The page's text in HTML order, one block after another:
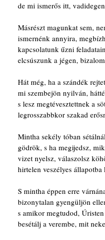
de mi ismerős itt,
Másrészt magunkat sem,
ismernénk annyira,
kapcsolatunk űzni
elcsúszunk a jégen,
Hát még, ha a szándék
mi szembejön nyilván,
s lesz megtévesztettnek a
legrosszabbkor szakad
Mintha sekély tóban
gödrök, s ha megijedsz,
vizet nyelsz, válaszolsz
hirtelen veszélyes állapotba
S mintha éppen erre
bizonytalan gyengüljön
s amikor megtudod,
besétálj a verembe, mit